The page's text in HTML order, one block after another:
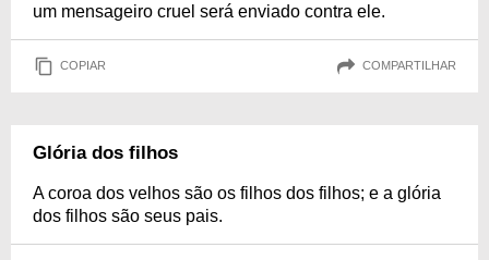
um mensageiro cruel será enviado contra ele.
COPIAR COMPARTILHAR
Glória dos filhos
A coroa dos velhos são os filhos dos filhos; e a glória
dos filhos são seus pais.